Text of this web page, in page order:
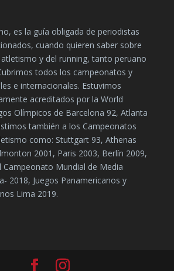
es la guía obligada de periodistas
cuando quieren saber sobre
y del running, tanto peruano
todos los campeonatos y
e internacionales. Estuvimos
acreditados por la World
Olímpicos de Barcelona 92, Atlanta
también a los Campeonatos
como: Stuttgart 93, Athenas
2001, Paris 2003, Berlín 2009,
Campeonato Mundial de Media
2018, Juegos Panamericanos y
Lima 2019.